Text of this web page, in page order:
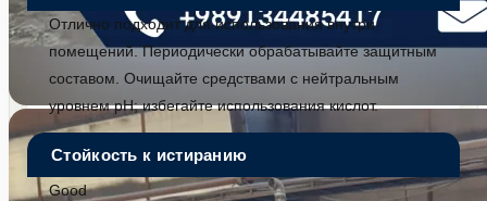
Отлично подходит для использования внутри
помещений. Периодически обрабатывайте защитным
составом. Очищайте средствами с нейтральным
уровнем pH; избегайте использования кислот.
Стойкость к истиранию
Good